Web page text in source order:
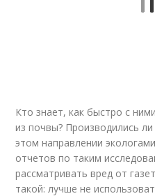
Кто знает, как быстро с
из почвы? Производились
этом направлении
отчетов по таким
рассматривать вред от
такой: лучше не